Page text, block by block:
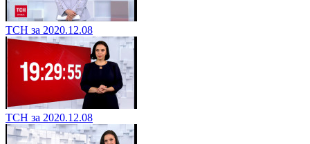
ТСН за 2020.12.08
ТСН за 2020.12.08